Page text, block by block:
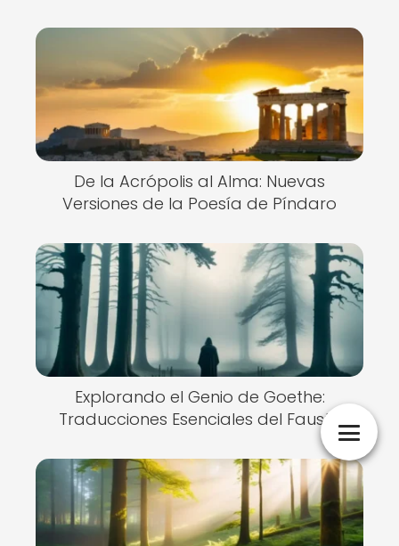
De la Acrópolis al Alma: Nuevas
Versiones de la Poesía de Píndaro
Explorando el Genio de Goethe:
Traducciones Esenciales del Fausto